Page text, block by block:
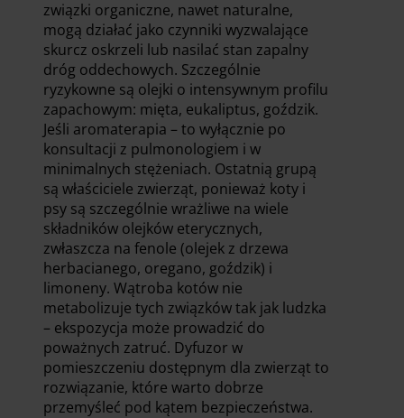
związki organiczne, nawet naturalne,
mogą działać jako czynniki wyzwalające
skurcz oskrzeli lub nasilać stan zapalny
dróg oddechowych. Szczególnie
ryzykowne są olejki o intensywnym profilu
zapachowym: mięta, eukaliptus, goździk.
Jeśli aromaterapia – to wyłącznie po
konsultacji z pulmonologiem i w
minimalnych stężeniach. Ostatnią grupą
są właściciele zwierząt, ponieważ koty i
psy są szczególnie wrażliwe na wiele
składników olejków eterycznych,
zwłaszcza na fenole (olejek z drzewa
herbacianego, oregano, goździk) i
limoneny. Wątroba kotów nie
metabolizuje tych związków tak jak ludzka
– ekspozycja może prowadzić do
poważnych zatruć. Dyfuzor w
pomieszczeniu dostępnym dla zwierząt to
rozwiązanie, które warto dobrze
przemyśleć pod kątem bezpieczeństwa.